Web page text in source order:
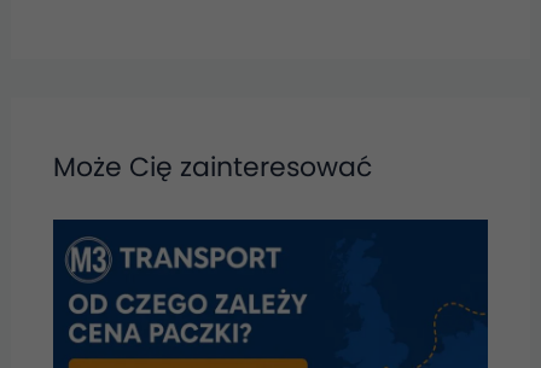
Może Cię zainteresować